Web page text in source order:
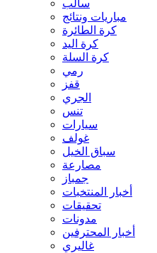
سالب
مباريات ونتائج
كرة الطائرة
كرة اليد
كرة السلة
رمي
قفز
الجري
تنس
سيارات
غولف
سباق الخيل
مصارعة
جمباز
أخبار المنتخبات
تحقيقات
مدونات
أخبار المحترفين
غاليري